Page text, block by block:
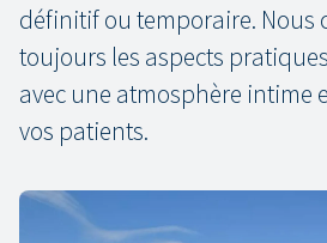
définitif ou temporaire. Nous
toujours les aspects
avec une atmosphère intime
vos patients.